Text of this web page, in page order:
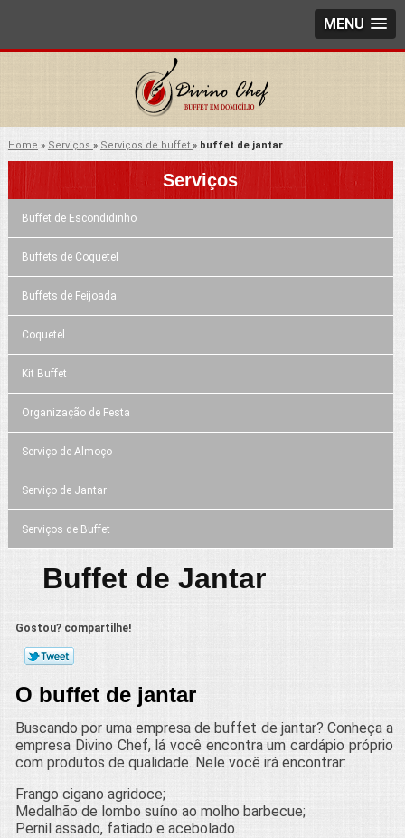
MENU
Home » Serviços » Serviços de buffet » buffet de jantar
Serviços
Buffet de Escondidinho
Buffets de Coquetel
Buffets de Feijoada
Coquetel
Kit Buffet
Organização de Festa
Serviço de Almoço
Serviço de Jantar
Serviços de Buffet
Buffet de Jantar
Gostou? compartilhe!
O buffet de jantar
Buscando por uma empresa de buffet de jantar? Conheça a
empresa Divino Chef, lá você encontra um cardápio próprio
com produtos de qualidade. Nele você irá encontrar:
Frango cigano agridoce;
Medalhão de lombo suíno ao molho barbecue;
Pernil assado, fatiado e acebolado.